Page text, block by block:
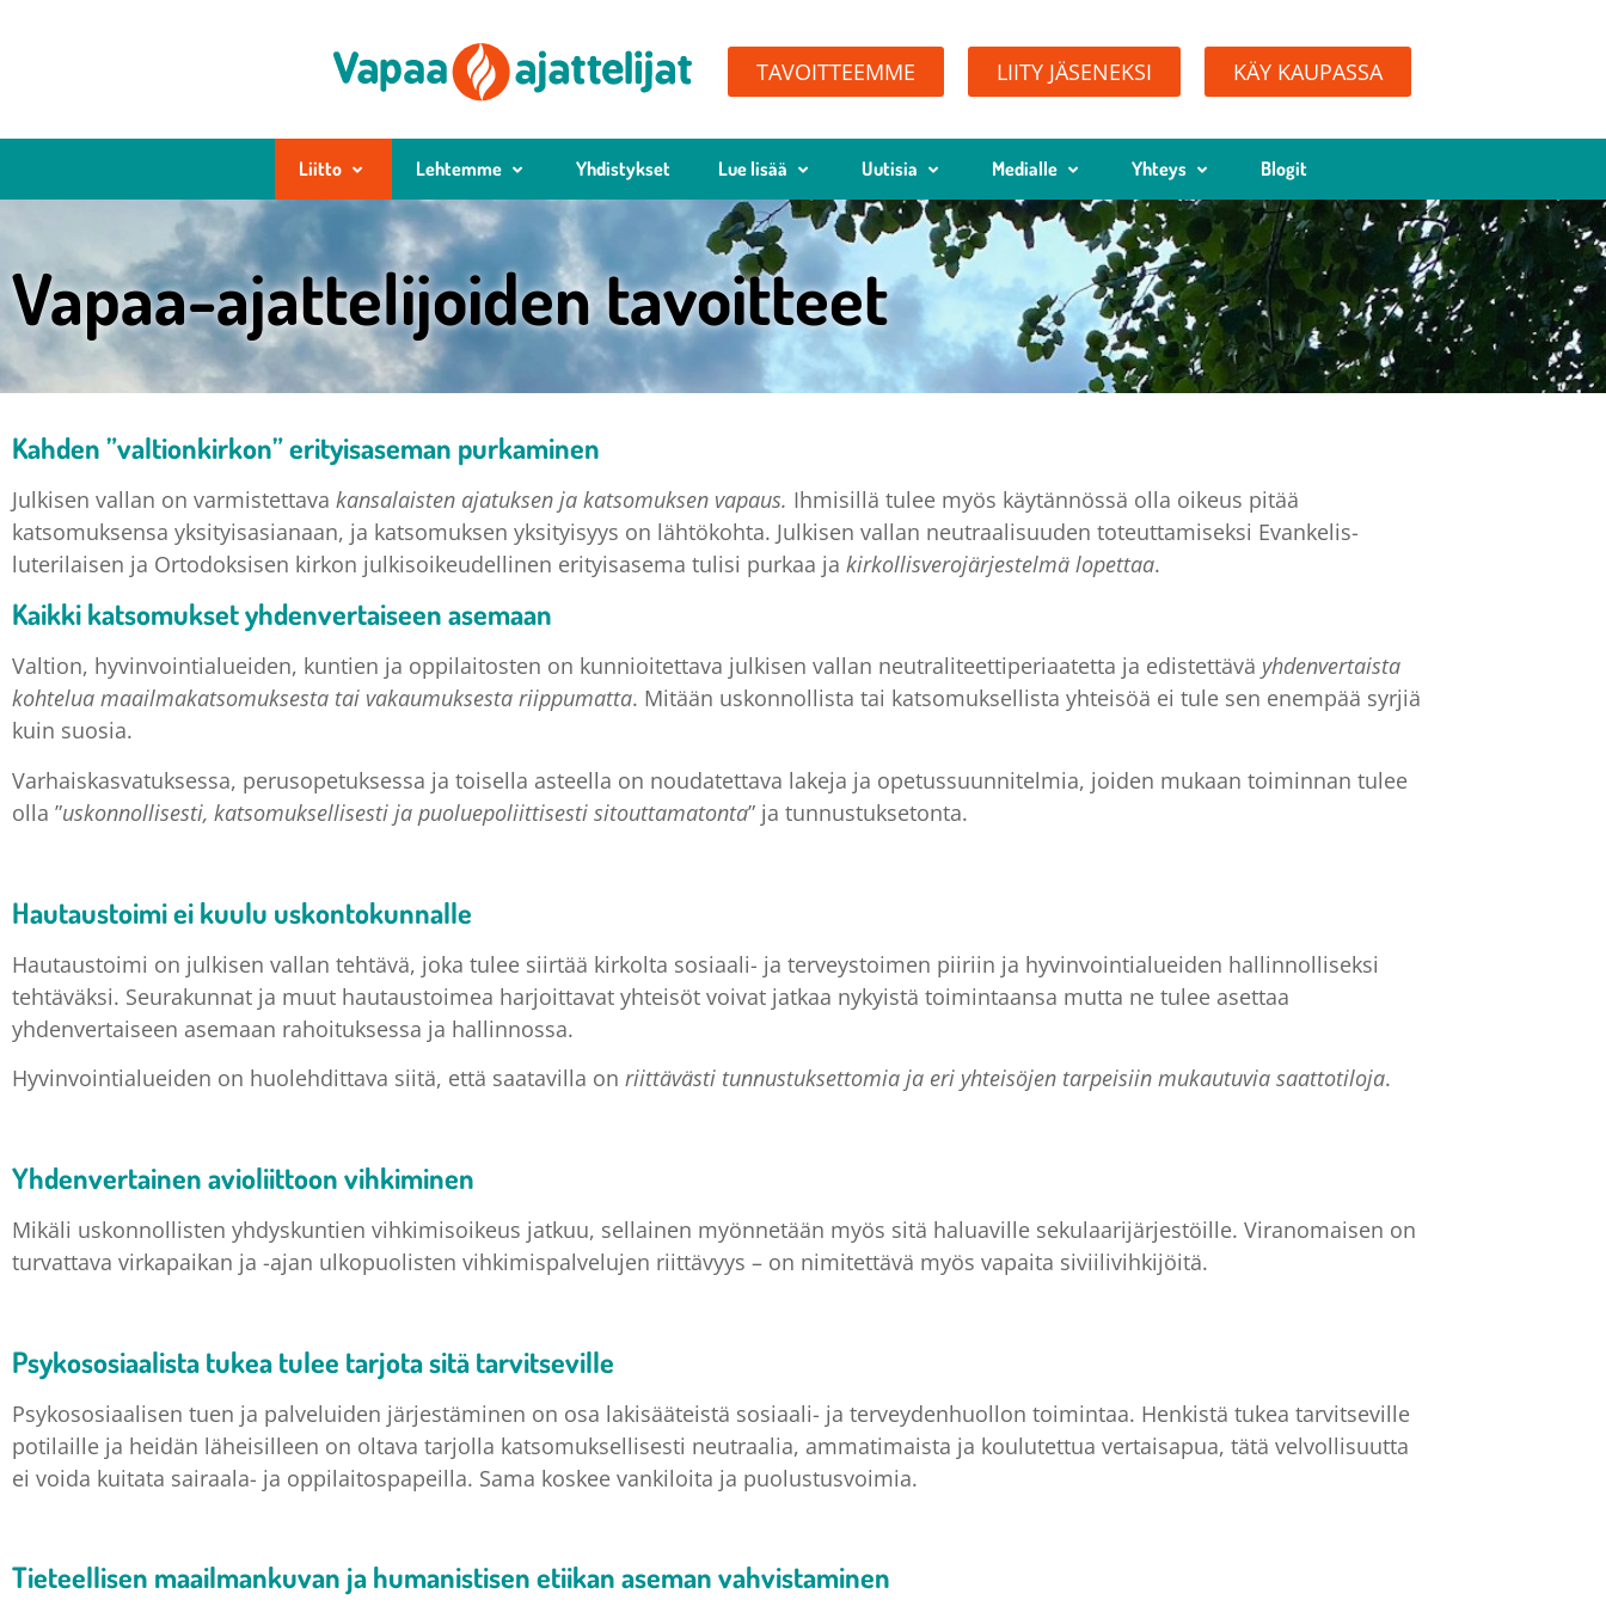
TAVOITTEEMME LIITY JÄSENEKSI KÄY KAUPASSA
Liitto Lehtemme Yhdistykset Lue lisää Uutisia Medialle Yhteys Blogit
Vapaa-ajattelijoiden tavoitteet
Kahden ”valtionkirkon” erityisaseman purkaminen
Julkisen vallan on varmistettava kansalaisten ajatuksen ja katsomuksen vapaus. Ihmisillä tulee myös käytännössä olla oikeus pitää
katsomuksensa yksityisasianaan, ja katsomuksen yksityisyys on lähtökohta. Julkisen vallan neutraalisuuden toteuttamiseksi Evankelis-
luterilaisen ja Ortodoksisen kirkon julkisoikeudellinen erityisasema tulisi purkaa ja kirkollisverojärjestelmä lopettaa.
Kaikki katsomukset yhdenvertaiseen asemaan
Valtion, hyvinvointialueiden, kuntien ja oppilaitosten on kunnioitettava julkisen vallan neutraliteettiperiaatetta ja edistettävä yhdenvertaista
kohtelua maailmakatsomuksesta tai vakaumuksesta riippumatta. Mitään uskonnollista tai katsomuksellista yhteisöä ei tule sen enempää syrjiä
kuin suosia.
Varhaiskasvatuksessa, perusopetuksessa ja toisella asteella on noudatettava lakeja ja opetussuunnitelmia, joiden mukaan toiminnan tulee
olla ”uskonnollisesti, katsomuksellisesti ja puoluepoliittisesti sitouttamatonta” ja tunnustuksetonta.
Hautaustoimi ei kuulu uskontokunnalle
Hautaustoimi on julkisen vallan tehtävä, joka tulee siirtää kirkolta sosiaali- ja terveystoimen piiriin ja hyvinvointialueiden hallinnolliseksi
tehtäväksi. Seurakunnat ja muut hautaustoimea harjoittavat yhteisöt voivat jatkaa nykyistä toimintaansa mutta ne tulee asettaa
yhdenvertaiseen asemaan rahoituksessa ja hallinnossa.
Hyvinvointialueiden on huolehdittava siitä, että saatavilla on riittävästi tunnustuksettomia ja eri yhteisöjen tarpeisiin mukautuvia saattotiloja.
Yhdenvertainen avioliittoon vihkiminen
Mikäli uskonnollisten yhdyskuntien vihkimisoikeus jatkuu, sellainen myönnetään myös sitä haluaville sekulaarijärjestöille. Viranomaisen on
turvattava virkapaikan ja -ajan ulkopuolisten vihkimispalvelujen riittävyys – on nimitettävä myös vapaita siviilivihkijöitä.
Psykososiaalista tukea tulee tarjota sitä tarvitseville
Psykososiaalisen tuen ja palveluiden järjestäminen on osa lakisääteistä sosiaali- ja terveydenhuollon toimintaa. Henkistä tukea tarvitseville
potilaille ja heidän läheisilleen on oltava tarjolla katsomuksellisesti neutraalia, ammatimaista ja koulutettua vertaisapua, tätä velvollisuutta
ei voida kuitata sairaala- ja oppilaitospapeilla. Sama koskee vankiloita ja puolustusvoimia.
Tieteellisen maailmankuvan ja humanistisen etiikan aseman vahvistaminen